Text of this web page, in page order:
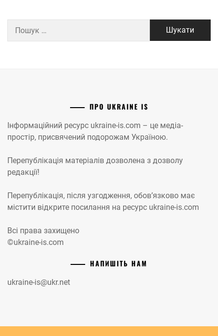
ПРО UKRAINE IS
Інформаційний ресурс ukraine-is.com – це медіа-
простір, присвячений подорожам Україною.
Перепублікація матеріалів дозволена з дозволу
редакції!
Перепублікація, після узгодження, обов’язково має
містити відкрите посилання на ресурс ukraine-is.com
Всі права захищено
©ukraine-is.com
НАПИШІТЬ НАМ
ukraine-is@ukr.net